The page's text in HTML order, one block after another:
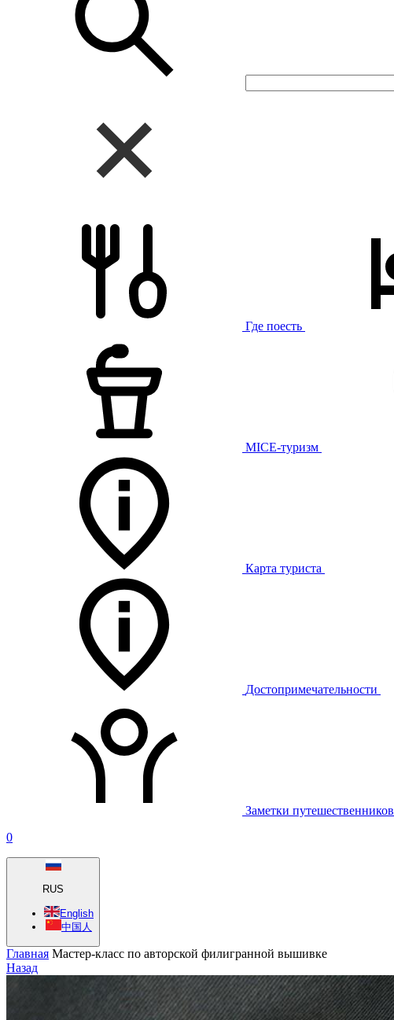
Где поесть
MICE-туризм
Карта туриста
Достопримечательности
Заметки путешественников
0
RUS
English
中国人
Главная Мастер-класс по авторской филигранной вышивке
Назад